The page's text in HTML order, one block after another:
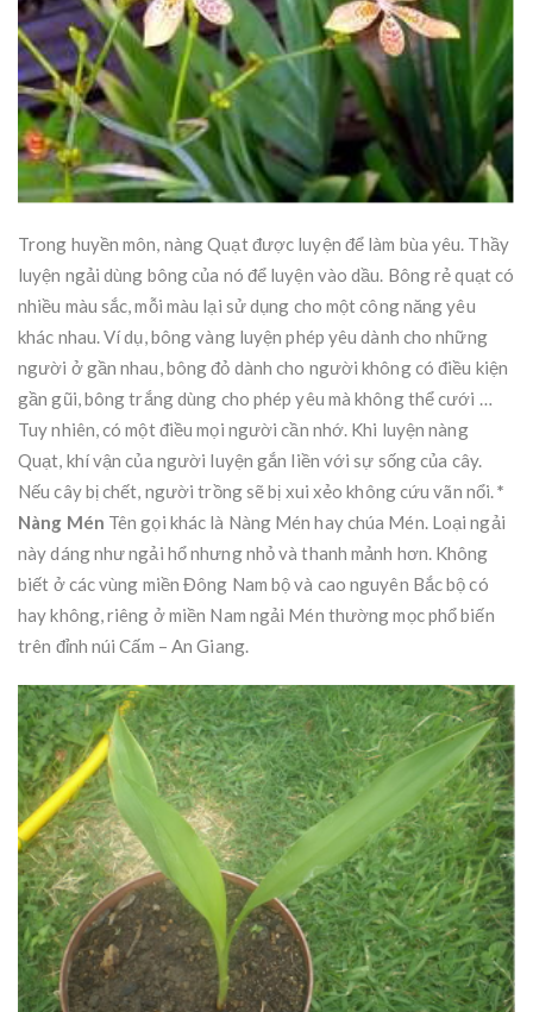
Trong huyền môn, nàng Quạt được luyện để làm bùa yêu. Thầy
luyện ngải dùng bông của nó để luyện vào dầu. Bông rẻ quạt có
nhiều màu sắc, mỗi màu lại sử dụng cho một công năng yêu
khác nhau. Ví dụ, bông vàng luyện phép yêu dành cho những
người ở gần nhau, bông đỏ dành cho người không có điều kiện
gần gũi, bông trắng dùng cho phép yêu mà không thể cưới …
Tuy nhiên, có một điều mọi người cần nhớ. Khi luyện nàng
Quạt, khí vận của người luyện gắn liền với sự sống của cây.
Nếu cây bị chết, người trồng sẽ bị xui xẻo không cứu vãn nổi.*
Nàng Mén Tên gọi khác là Nàng Mén hay chúa Mén. Loại ngải
này dáng như ngải hổ nhưng nhỏ và thanh mảnh hơn. Không
biết ở các vùng miền Đông Nam bộ và cao nguyên Bắc bộ có
hay không, riêng ở miền Nam ngải Mén thường mọc phổ biến
trên đỉnh núi Cấm – An Giang.